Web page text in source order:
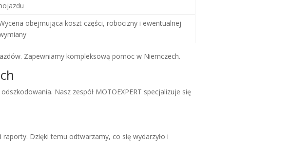
obejmująca koszt części, robocizny i ewentualnej
Zapewniamy kompleksową pomoc w Niemczech.
Nasz zespół MOTOEXPERT specjalizuje się
raporty. Dzięki temu odtwarzamy, co się wydarzyło i